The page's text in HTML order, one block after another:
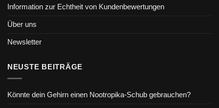
Information zur Echtheit von Kundenbewertungen
Über uns
Newsletter
NEUSTE BEITRÄGE
Könnte dein Gehirn einen Nootropika-Schub gebrauchen?